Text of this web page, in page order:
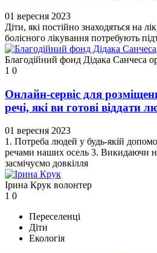
01 вересня 2023
Діти, які постійно знаходяться на
болісного лікування потребують
Благодійний фонд Дідака Санчеса
1 0
Онлайн-сервіс для
речі, які ви готові віддати
01 вересня 2023
1. Потреба людей у будь-якій
речами наших осель 3. Викидаючи
засмічуємо довкілля
Ірина Крук волонтер
1 0
Переселенці
Діти
Екологія